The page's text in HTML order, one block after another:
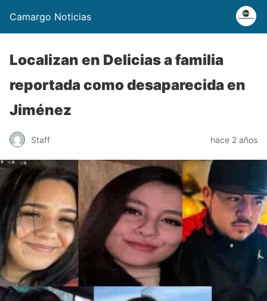
Camargo Noticias
Localizan en Delicias a familia
reportada como desaparecida en
Jiménez
Staff hace 2 años